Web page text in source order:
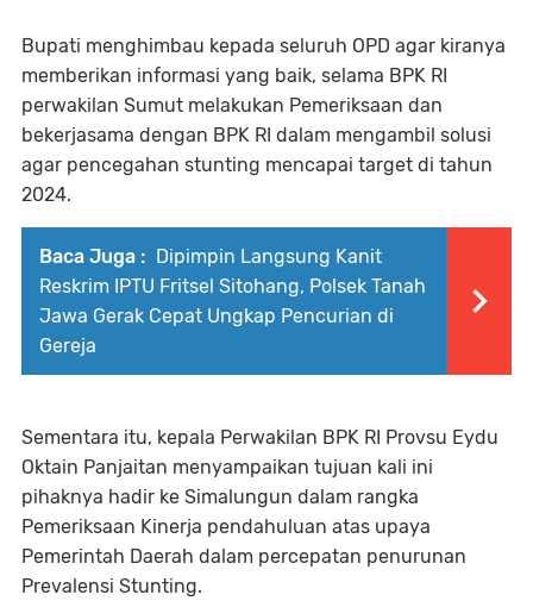
Bupati menghimbau kepada seluruh OPD agar kiranya
memberikan informasi yang baik, selama BPK RI
perwakilan Sumut melakukan Pemeriksaan dan
bekerjasama dengan BPK RI dalam mengambil solusi
agar pencegahan stunting mencapai target di tahun
2024.
Baca Juga : Dipimpin Langsung Kanit
Reskrim IPTU Fritsel Sitohang, Polsek Tanah
Jawa Gerak Cepat Ungkap Pencurian di
Gereja
Sementara itu, kepala Perwakilan BPK RI Provsu Eydu
Oktain Panjaitan menyampaikan tujuan kali ini
pihaknya hadir ke Simalungun dalam rangka
Pemeriksaan Kinerja pendahuluan atas upaya
Pemerintah Daerah dalam percepatan penurunan
Prevalensi Stunting.